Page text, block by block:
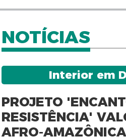
NOTÍCIAS
Interior em
PROJETO
RESISTÊNCIA'
AFRO-